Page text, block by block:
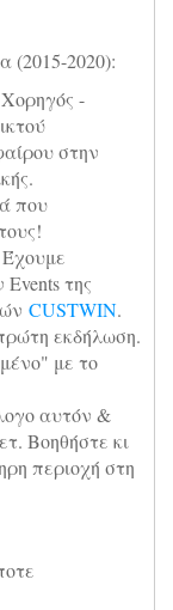
(2015-2020):
-
στην
που
Έχουμε
της
CUSTWIN.
εκδήλωση.
με το
αυτόν &
Βοηθήστε κι
περιοχή στη